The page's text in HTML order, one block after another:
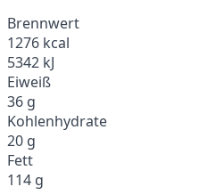
Brennwert
1276 kcal
5342 kJ
Eiweiß
36 g
Kohlenhydrate
20 g
Fett
114 g